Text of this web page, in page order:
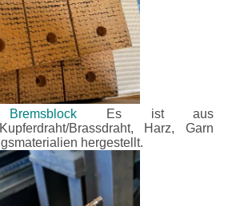
Es ist aus
Brassdraht, Harz, Garn
hergestellt.